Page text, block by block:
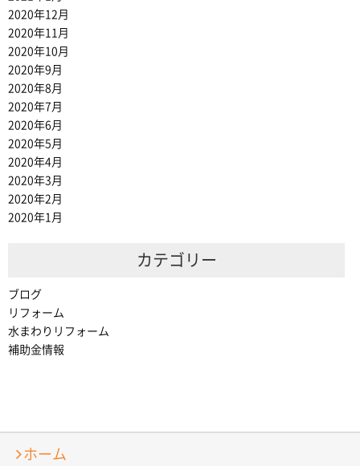
2020年12月
2020年11月
2020年10月
2020年9月
2020年8月
2020年7月
2020年6月
2020年5月
2020年4月
2020年3月
2020年2月
2020年1月
カテゴリー
ブログ
リフォーム
水まわりリフォーム
補助金情報
ホーム